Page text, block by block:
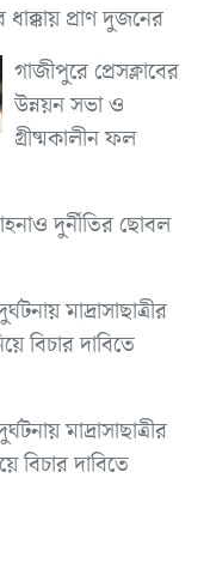
প্রাণ দুজনের
গাজীপুরে প্রেসক্লাবের
উন্নয়ন সভা ও
গ্রীষ্মকালীন ফল
দুর্নীতির ছোবল
মাদ্রাসাছাত্রীর
বিচার দাবিতে
মাদ্রাসাছাত্রীর
বিচার দাবিতে